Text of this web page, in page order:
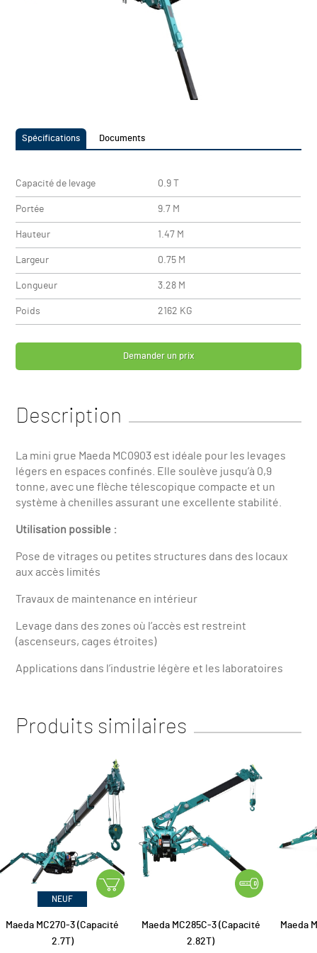
Spécifications Documents
Capacité de levage 0.9 T
Portée 9.7 M
Hauteur 1.47 M
Largeur 0.75 M
Longueur 3.28 M
Poids 2162 KG
Demander un prix
Description
La mini grue Maeda MC0903 est idéale pour les levages
légers en espaces confinés. Elle soulève jusqu’à 0,9
tonne, avec une flèche télescopique compacte et un
système à chenilles assurant une excellente stabilité.
Utilisation possible :
Pose de vitrages ou petites structures dans des locaux
aux accès limités
Travaux de maintenance en intérieur
Levage dans des zones où l’accès est restreint
(ascenseurs, cages étroites)
Applications dans l’industrie légère et les laboratoires
Produits similaires
NEUF
Maeda MC270-3 (Capacité
2.7T)
Maeda MC285C-3 (Capacité
2.82T)
Maeda